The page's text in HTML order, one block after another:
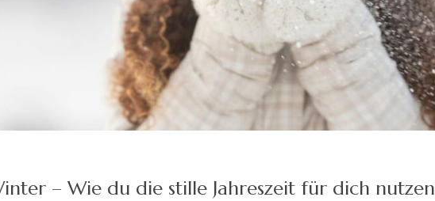
– Wie du die stille Jahreszeit für dich nutzen